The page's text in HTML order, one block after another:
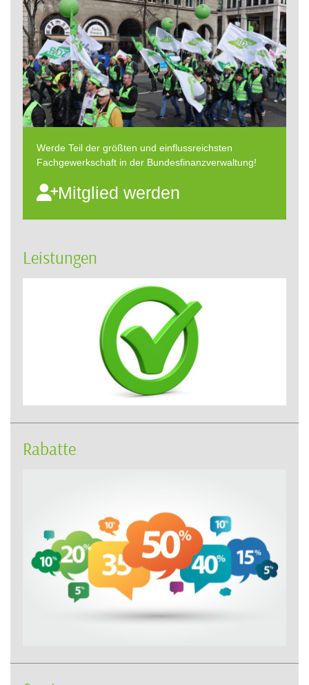
Werde Teil der größten und einflussreichsten
Fachgewerkschaft in der Bundesfinanzverwaltung!
Mitglied werden
Leistungen
Rabatte